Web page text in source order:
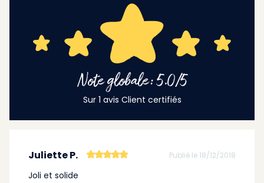
Juliette P. Publié le 18/12/2018
Joli et solide
Note globale: 5.0/5
Sur 1 avis Client certifiés